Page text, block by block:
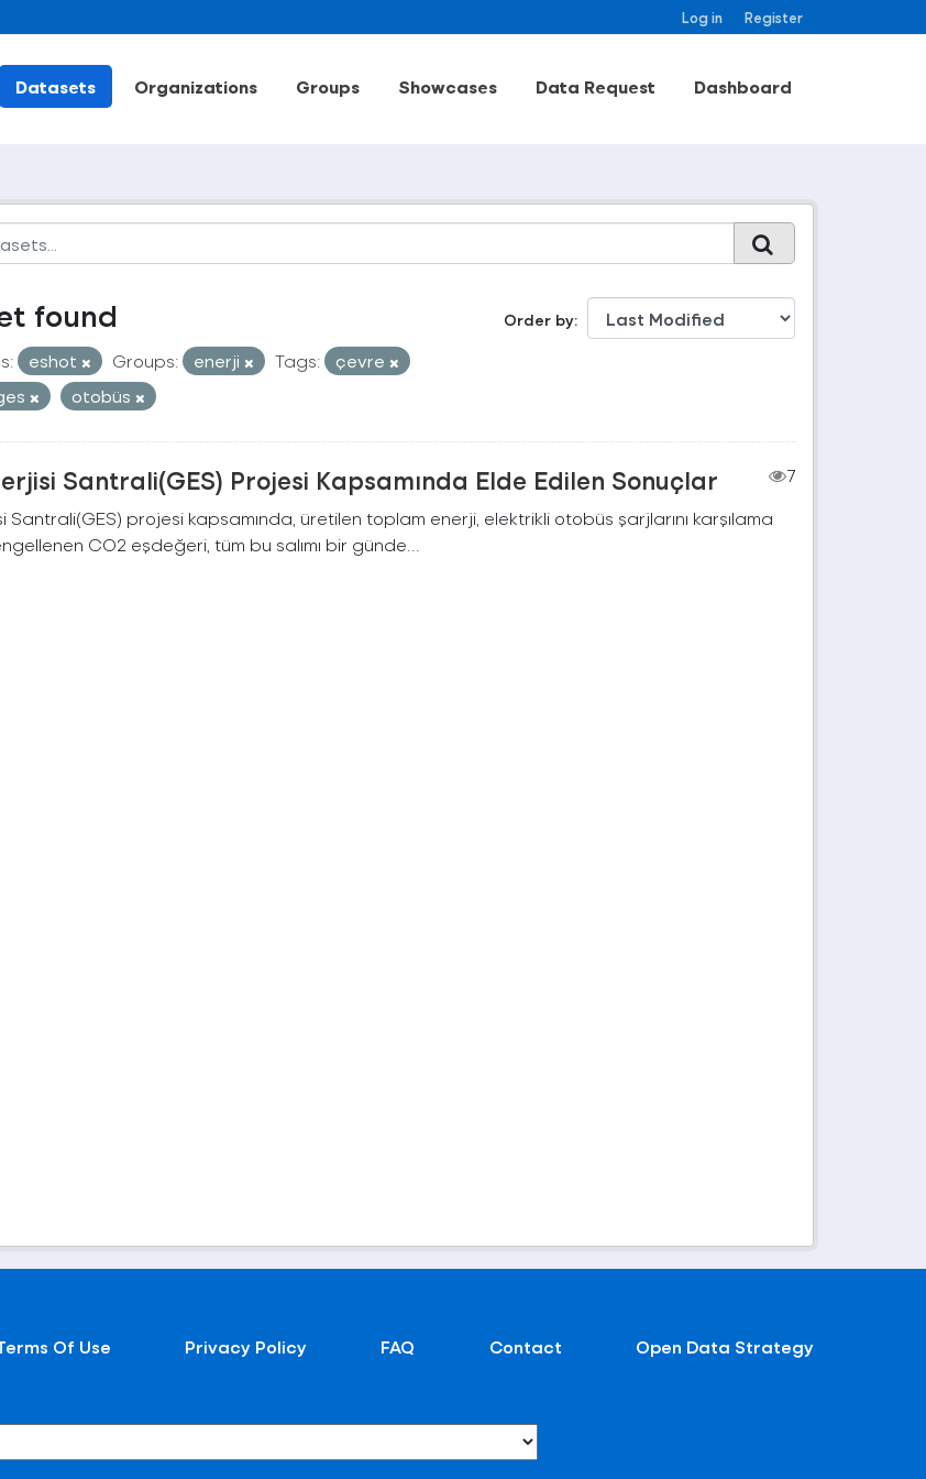
Log in Register
Datasets Organizations Groups Showcases Data Request Dashboard
Order by
found
eshot Groups: enerji Tags:
çevre
otobüs
Santrali(GES) Projesi Kapsamında Elde Edilen Sonuçlar
7
Santrali(GES) projesi kapsamında, üretilen toplam enerji, elektrikli otobüs şarjlarını karşılama
engellenen CO2 eşdeğeri, tüm bu salımı bir günde...
Of Use Privacy Policy FAQ Contact Open Data Strategy